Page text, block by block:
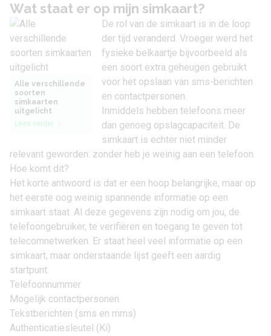
Wat staat er op mijn simkaart?
Alle verschillende
soorten
simkaarten
uitgelicht
Lees verder
De rol van de simkaart is in de loop
der tijd veranderd. Vroeger werd het
fysieke belkaartje bijvoorbeeld als
een soort extra geheugen gebruikt
voor het opslaan van sms-berichten
en contactpersonen.
Inmiddels hebben telefoons meer
dan genoeg opslagcapaciteit. De
simkaart is echter niet minder
relevant geworden: zonder heb je weinig aan een telefoon.
Hoe komt dit?
Het korte antwoord is dat er een hoop belangrijke, maar op
het eerste oog weinig spannende informatie op een
simkaart staat. Al deze gegevens zijn nodig om jou, de
telefoongebruiker, te verifiëren en toegang te geven tot
telecomnetwerken. Er staat heel veel informatie op een
simkaart, maar onderstaande lijst geeft een aardig
startpunt:
Telefoonnummer
Mogelijk contactpersonen
Tekstberichten (sms en mms)
Authenticatiesleutel (Ki)